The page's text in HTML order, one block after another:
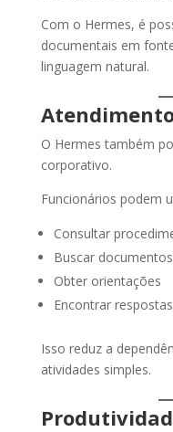
Com o Hermes, é
documentais em
linguagem natural.
O Hermes também
corporativo.
Funcionários podem
Consultar
Buscar documentos
Obter orientações
Encontrar
Isso reduz a
atividades simples.